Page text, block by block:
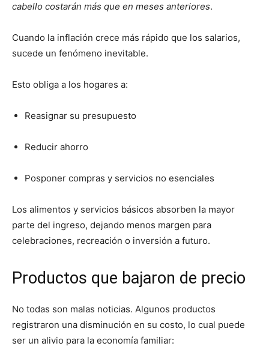
cabello costarán más que en meses anteriores.
Cuando la inflación crece más rápido que los salarios,
sucede un fenómeno inevitable.
Esto obliga a los hogares a:
Reasignar su presupuesto
Reducir ahorro
Posponer compras y servicios no esenciales
Los alimentos y servicios básicos absorben la mayor
parte del ingreso, dejando menos margen para
celebraciones, recreación o inversión a futuro.
Productos que bajaron de precio
No todas son malas noticias. Algunos productos
registraron una disminución en su costo, lo cual puede
ser un alivio para la economía familiar: